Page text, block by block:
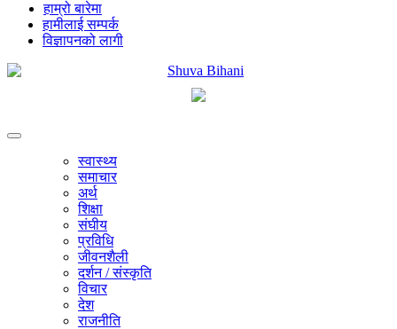
हाम्रो बारेमा
हामीलाई सम्पर्क
विज्ञापनको लागी
स्वास्थ्य
समाचार
अर्थ
शिक्षा
संघीय
प्रविधि
जीवनशैली
दर्शन / संस्कृति
विचार
देश
राजनीति